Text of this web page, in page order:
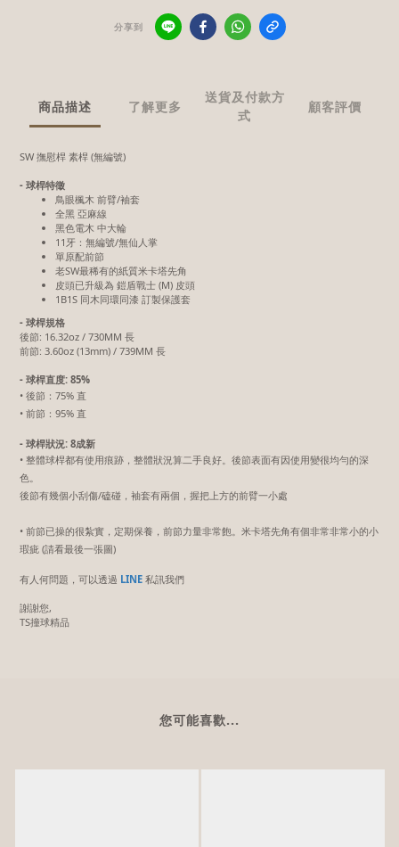
分享到
商品描述 了解更多
送貨及付款方
式
顧客評價
SW 撫慰桿 素桿 (無編號)
- 球桿特徵
鳥眼楓木 前臂/袖套
全黑 亞麻線
黑色電木 中大輪
11牙：無編號/無仙人掌
單原配前節
老SW最稀有的紙質米卡塔先角
皮頭已升級為 鎧盾戰士 (M) 皮頭
1B1S 同木同環同漆 訂製保護套
- 球桿規格
後節: 16.32oz / 730MM 長
前節: 3.60oz (13mm) / 739MM 長
- 球桿直度: 85%
• 後節：75% 直
• 前節：95% 直
- 球桿狀況: 8成新
• 整體球桿都有使用痕跡，整體狀況算二手良好。後節表面有因使用變很均勻的深
色。
後節有幾個小刮傷/磕碰，袖套有兩個，握把上方的前臂一小處
• 前節已操的很紮實，定期保養，前節力量非常飽。米卡塔先角有個非常非常小的小
瑕疵 (請看最後一張圖)
有人何問題，可以透過 LINE 私訊我們
謝謝您,
TS撞球精品
您可能喜歡...